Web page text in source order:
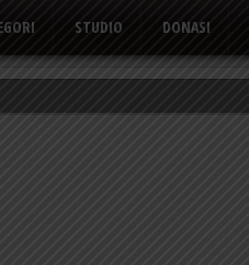
STUDIO DONASI